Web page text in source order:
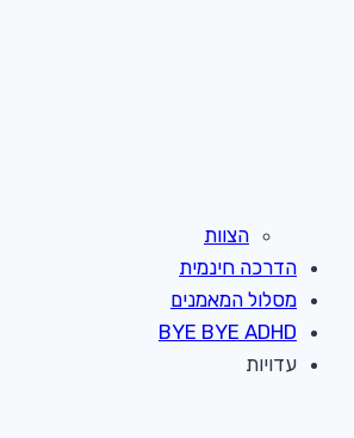
הצוות
הדרכה חינמית
מסלול המאמנים
BYE BYE ADHD
עדויות